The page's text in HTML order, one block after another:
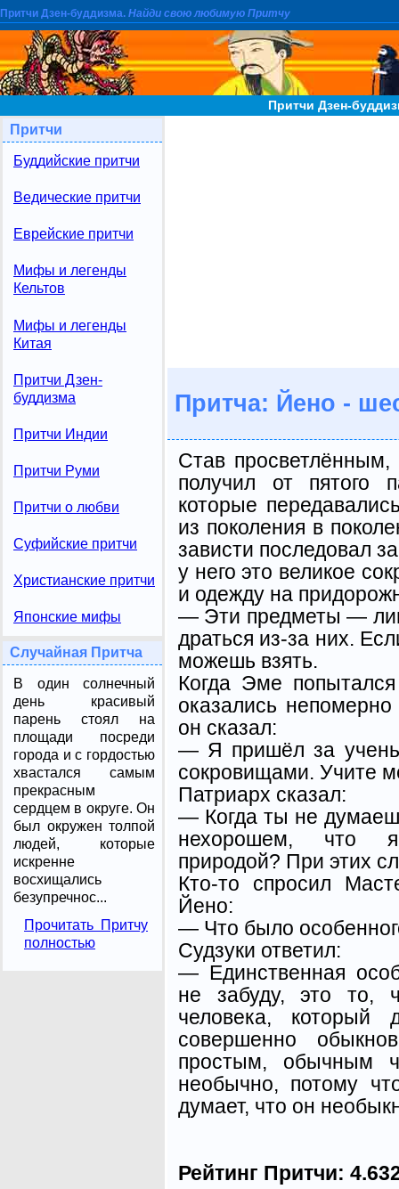
Притчи Дзен-буддизма. Найди свою любимую Притчу
Притчи Дзен-
Притчи
Буддийские притчи
Ведические притчи
Еврейские притчи
Мифы и легенды
Кельтов
Мифы и легенды
Китая
Притчи Дзен-
буддизма
Притчи Индии
Притчи Руми
Притчи о любви
Суфийские притчи
Христианские притчи
Японские мифы
Случайная Притча
В один солнечный
день красивый
парень стоял на
площади посреди
города и с гордостью
хвастался самым
прекрасным
сердцем в округе. Он
был окружен толпой
людей, которые
искренне
восхищались
безупречнос...
Прочитать Притчу
полностью
Притча: Йено -
Став
получил от пятого
которые
из поколения в
зависти последовал
у него это великое
и одежду на
— Эти предметы —
драться из-за них.
можешь взять.
Когда Эме
оказались
он сказал:
— Я пришёл за
сокровищами. Учите
Патриарх сказал:
— Когда ты не
нехорошем, что
природой? При этих
Кто-то спросил
Йено:
— Что было
Судзуки ответил:
— Единственная
не забуду, это то,
человека,
совершенно
простым, обычным
необычно, потому
думает, что он
Рейтинг Притчи: